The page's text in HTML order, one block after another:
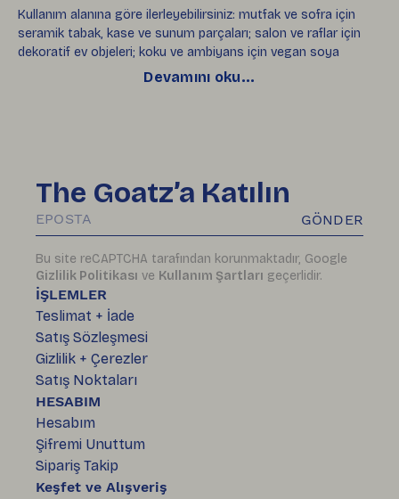
Kullanım alanına göre ilerleyebilirsiniz: mutfak ve sofra için
seramik tabak, kase ve sunum parçaları; salon ve raflar için
dekoratif ev objeleri; koku ve ambiyans için vegan soya
mumları iyi bir başlangıçtır.Devamını oku...
İŞLEMLER
Teslimat + İade
Satış Sözleşmesi
Gizlilik + Çerezler
Satış Noktaları
HESABIM
Hesabım
Şifremi Unuttum
Sipariş Takip
Keşfet ve Alışveriş
The Goatz’a Katılın
GÖNDER
Bu site reCAPTCHA tarafından korunmaktadır, Google
Gizlilik Politikası ve Kullanım Şartları geçerlidir.